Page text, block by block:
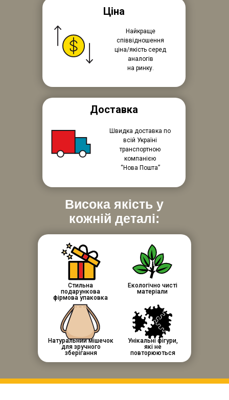
Висока якість у
кожній деталі:
Найкраще
співвідношення
ціна/якість серед
аналогів
на ринку.
Швидка доставка по
всій Україні
транспортною
компанією
“Нова Пошта”
Ціна
Екологічно чисті
матеріали
Стильна
подарункова
фірмова упаковка
Унікальні фігури,
які не
повторюються
Натуральний мішечок
для зручного
зберігання
Доставка